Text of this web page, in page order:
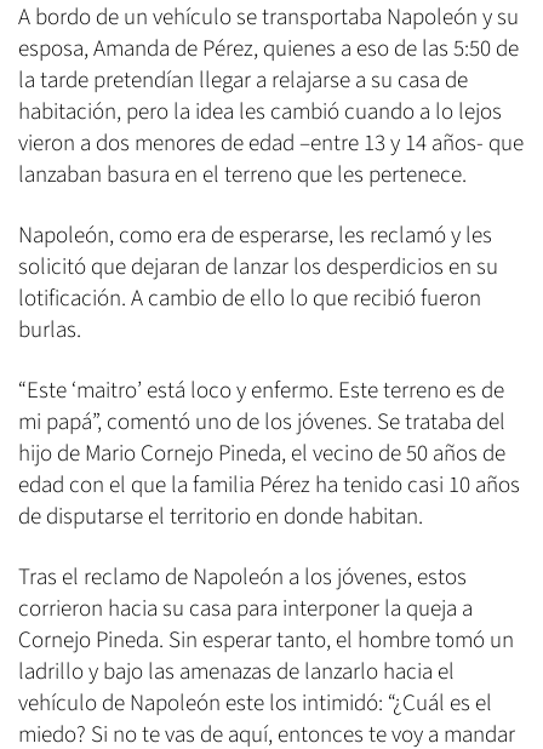
A bordo de un vehículo se transportaba Napoleón y su
esposa, Amanda de Pérez, quienes a eso de las 5:50 de
la tarde pretendían llegar a relajarse a su casa de
habitación, pero la idea les cambió cuando a lo lejos
vieron a dos menores de edad –entre 13 y 14 años- que
lanzaban basura en el terreno que les pertenece.
Napoleón, como era de esperarse, les reclamó y les
solicitó que dejaran de lanzar los desperdicios en su
lotificación. A cambio de ello lo que recibió fueron
burlas.
“Este ‘maitro’ está loco y enfermo. Este terreno es de
mi papá”, comentó uno de los jóvenes. Se trataba del
hijo de Mario Cornejo Pineda, el vecino de 50 años de
edad con el que la familia Pérez ha tenido casi 10 años
de disputarse el territorio en donde habitan.
Tras el reclamo de Napoleón a los jóvenes, estos
corrieron hacia su casa para interponer la queja a
Cornejo Pineda. Sin esperar tanto, el hombre tomó un
ladrillo y bajo las amenazas de lanzarlo hacia el
vehículo de Napoleón este los intimidó: “¿Cuál es el
miedo? Si no te vas de aquí, entonces te voy a mandar